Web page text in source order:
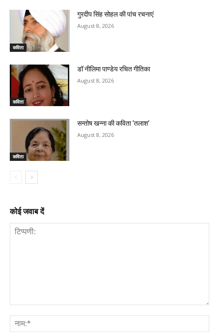
कविता
गुरदीप सिंह सोहल की पांच रचनाएं
August 8, 2026
कविता
डॉ नीलिमा पाण्डेय रचित गीतिका
August 8, 2026
कविता
सन्तोष खन्ना की कविता ‘तलाश’
August 8, 2026
कोई जवाब दें